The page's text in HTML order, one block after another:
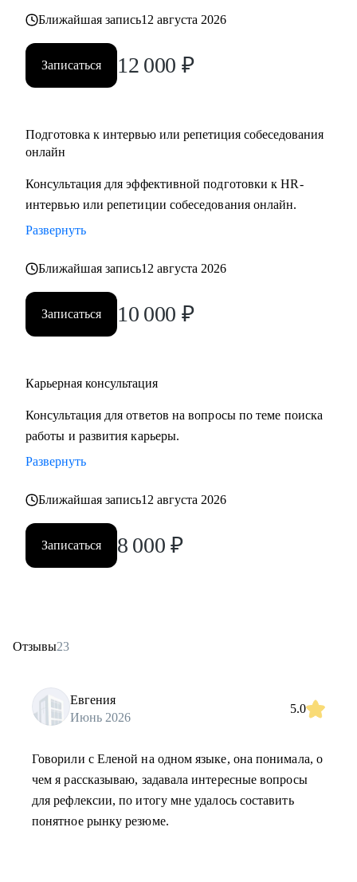
Ближайшая запись12 августа 2026
Записаться 12 000 ₽
Подготовка к интервью или репетиция собеседования
онлайн
Консультация для эффективной подготовки к HR-
интервью или репетиции собеседования онлайн.
Развернуть
Ближайшая запись12 августа 2026
Записаться 10 000 ₽
Карьерная консультация
Консультация для ответов на вопросы по теме поиска
работы и развития карьеры.
Развернуть
Ближайшая запись12 августа 2026
Записаться 8 000 ₽
Отзывы23
Евгения
Июнь 2026
5.0
Говорили с Еленой на одном языке, она понимала, о
чем я рассказываю, задавала интересные вопросы
для рефлексии, по итогу мне удалось составить
понятное рынку резюме.